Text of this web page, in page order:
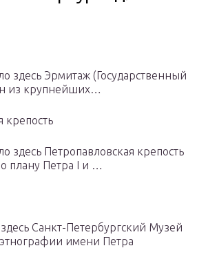
здесь Эрмитаж (Государственный
из крупнейших…
крепость
здесь Петропавловская крепость
плану Петра I и …
Санкт-Петербургский Музей
имени Петра